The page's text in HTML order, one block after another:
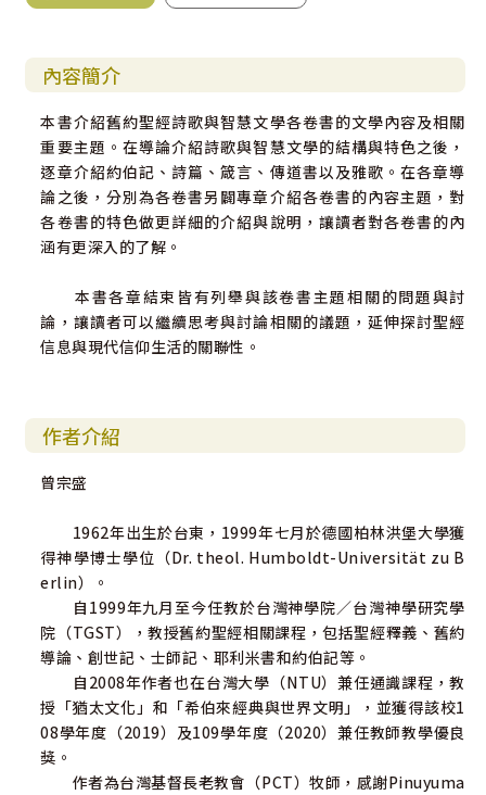
內容簡介
本書介紹舊約聖經詩歌與智慧文學各卷書的文學內容及相關
重要主題。在導論介紹詩歌與智慧文學的結構與特色之後，
逐章介紹約伯記、詩篇、箴言、傳道書以及雅歌。在各章導
論之後，分別為各卷書另闢專章介紹各卷書的內容主題，對
各卷書的特色做更詳細的介紹與說明，讓讀者對各卷書的內
涵有更深入的了解。
本書各章結束皆有列舉與該卷書主題相關的問題與討
論，讓讀者可以繼續思考與討論相關的議題，延伸探討聖經
信息與現代信仰生活的關聯性。
作者介紹
曾宗盛
1962年出生於台東，1999年七月於德國柏林洪堡大學獲
得神學博士學位（Dr. theol. Humboldt-Universität zu B
erlin）。
自1999年九月至今任教於台灣神學院／台灣神學研究學
院（TGST），教授舊約聖經相關課程，包括聖經釋義、舊約
導論、創世記、士師記、耶利米書和約伯記等。
自2008年作者也在台灣大學（NTU）兼任通識課程，教
授「猶太文化」和「希伯來經典與世界文明」，並獲得該校1
08學年度（2019）及109學年度（2020）兼任教師教學優良
獎。
作者為台灣基督長老教會（PCT）牧師，感謝Pinuyuma